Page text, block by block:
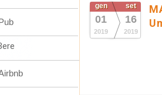
gen
01
2019
set
16
2019